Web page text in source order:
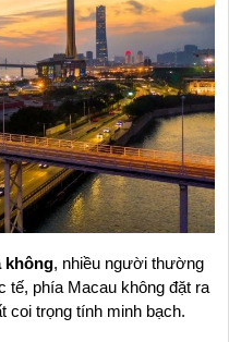
không, nhiều người thường
tế, phía Macau không đặt ra
coi trọng tính minh bạch.